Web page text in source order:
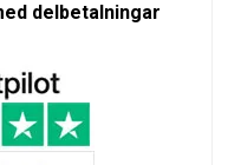
delbetalningar